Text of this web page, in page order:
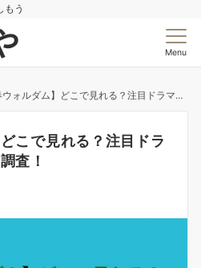
もう
Menu
ォルダム】どこで見れる？注目ドラマの配信状況を徹底調査！
こで見れる？注目ドラ
査！